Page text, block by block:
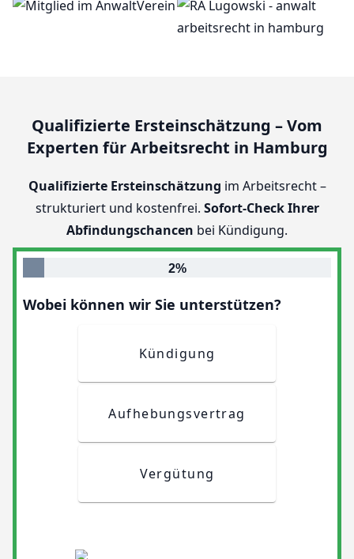
Qualifizierte Ersteinschätzung – Vom
Experten für Arbeitsrecht in Hamburg
Qualifizierte Ersteinschätzung im Arbeitsrecht –
strukturiert und kostenfrei. Sofort-Check Ihrer
Abfindungschancen bei Kündigung.
2%
Wobei können wir Sie unterstützen?
Kündigung
Aufhebungsvertrag
Vergütung